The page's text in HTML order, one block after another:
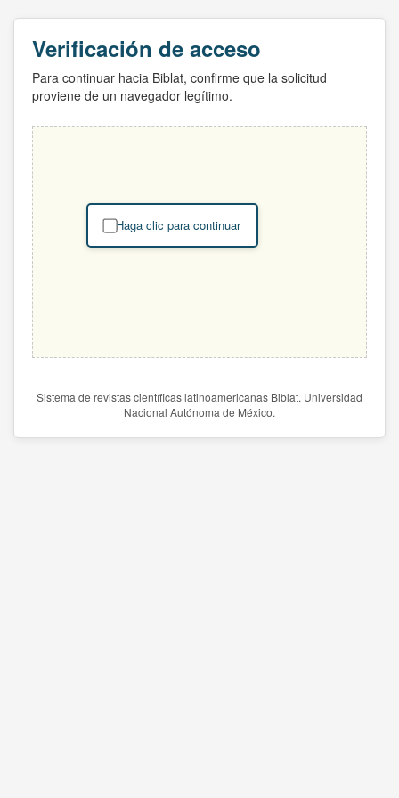
Verificación de acceso
Para continuar hacia Biblat, confirme que la solicitud
proviene de un navegador legítimo.
Haga clic para continuar
Sistema de revistas científicas latinoamericanas Biblat. Universidad
Nacional Autónoma de México.